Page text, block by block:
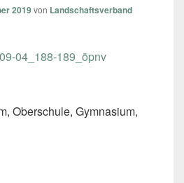
2019von Landschaftsverband
Oberschule, Gymnasium,